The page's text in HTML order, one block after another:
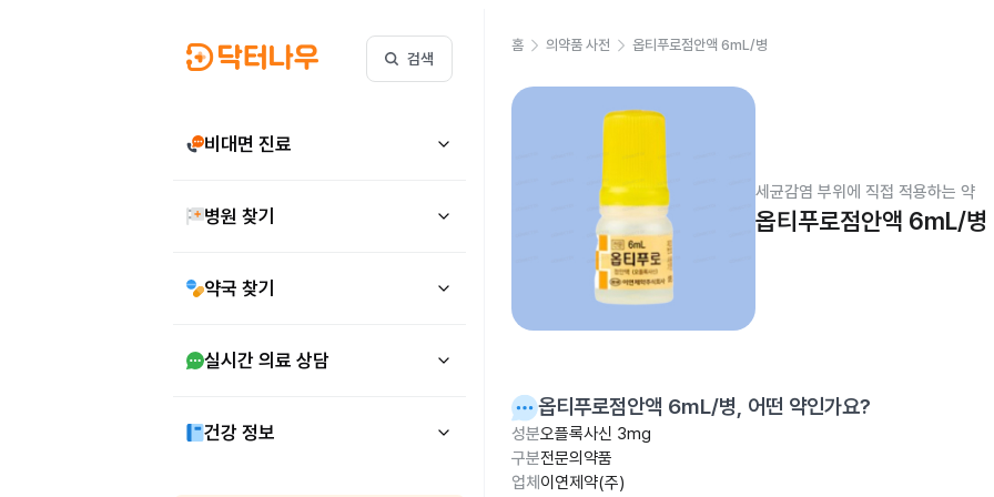
검색
비대면 진료
병원 찾기
약국 찾기
실시간 의료 상담
건강 정보
홈 의약품 사전 옵티푸로점안액 6mL/병
세균감염 부위에 직접 적용하는 약
옵티푸로점안액 6mL/병
옵티푸로점안액 6mL/병, 어떤 약인가요?
성분오플록사신 3mg
구분전문의약품
업체 이연제약(주)